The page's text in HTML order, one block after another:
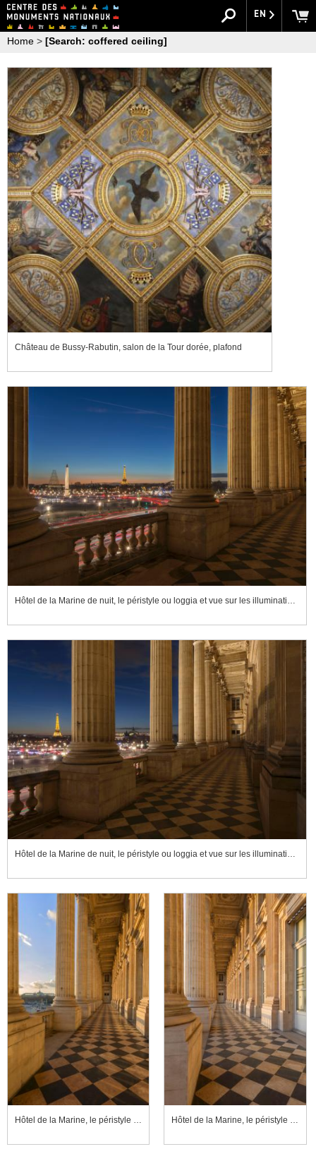
EN
Home > [Search: coffered ceiling]
Château de Bussy-Rabutin, salon de la Tour dorée, plafond
Hôtel de la Marine de nuit, le péristyle ou loggia et vue sur les illuminations de Paris
Hôtel de la Marine de nuit, le péristyle ou loggia et vue sur les illuminations de Paris
Hôtel de la Marine, le péristyle ou loggia sur la façade sud Hôtel de la Marine, le péristyle ou loggia sur la façade sud